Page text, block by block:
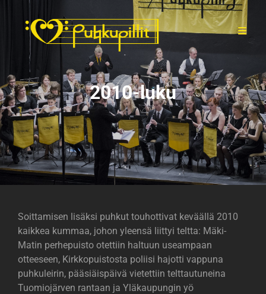
2010-luku
Soittamisen lisäksi puhkut touhottivat keväällä 2010
kaikkea kummaa, johon yleensä liittyi teltta: Mäki-
Matin perhepuisto otettiin haltuun useampaan
otteeseen, Kirkkopuistosta poliisi hajotti vappuna
puhkuleirin, pääsiäispäivä vietettiin telttautuneina
Tuomiojärven rantaan ja Yläkaupungin yö